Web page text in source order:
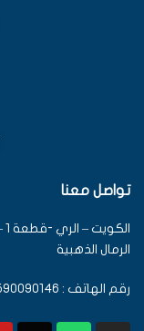
تواصل معنا
الرمال الذهبية
رقم الهاتف : 0096590090146